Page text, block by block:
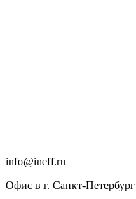
info@ineff.ru
Офис в г. Санкт-Петербург